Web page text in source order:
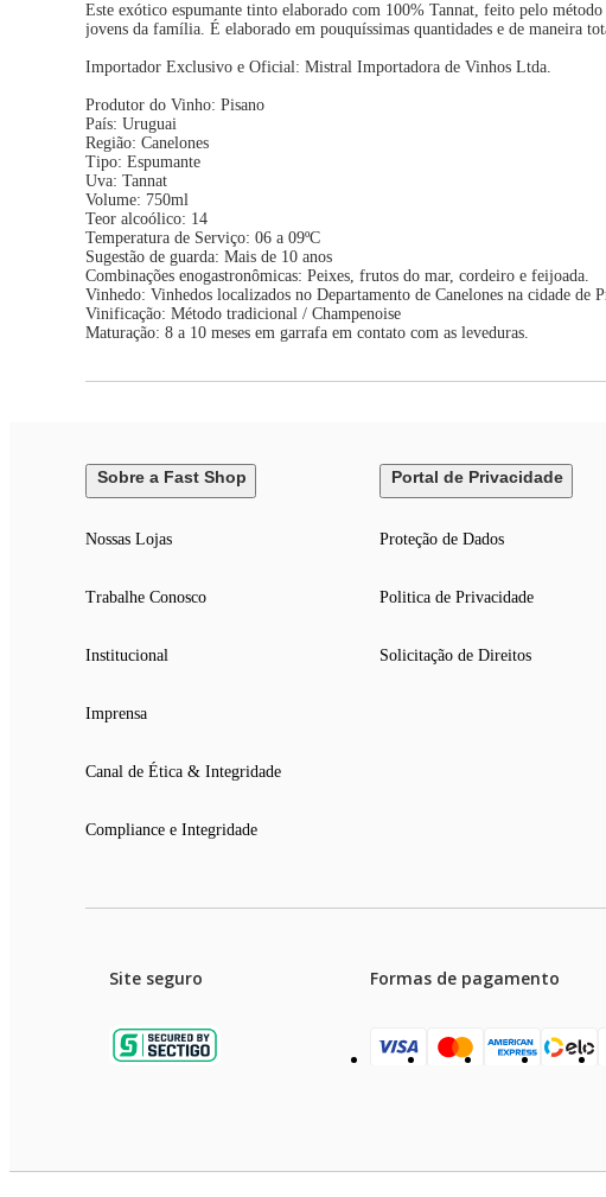
Este exótico espumante tinto elaborado com 100% Tannat, feito pelo
jovens da família. É elaborado em pouquíssimas quantidades e de maneira
Importador Exclusivo e Oficial: Mistral Importadora de Vinhos Ltda.
Produtor do Vinho: Pisano
País: Uruguai
Região: Canelones
Tipo: Espumante
Uva: Tannat
Volume: 750ml
Teor alcoólico: 14
Temperatura de Serviço: 06 a 09ºC
Sugestão de guarda: Mais de 10 anos
Combinações enogastronômicas: Peixes, frutos do mar, cordeiro e feijoada.
Vinhedo: Vinhedos localizados no Departamento de Canelones na cidade de
Vinificação: Método tradicional / Champenoise
Maturação: 8 a 10 meses em garrafa em contato com as leveduras.
Sobre a Fast Shop
Nossas Lojas
Trabalhe Conosco
Institucional
Imprensa
Canal de Ética & Integridade
Compliance e Integridade
Portal de Privacidade
Proteção de Dados
Politica de Privacidade
Solicitação de Direitos
Site seguro Formas de pagamento